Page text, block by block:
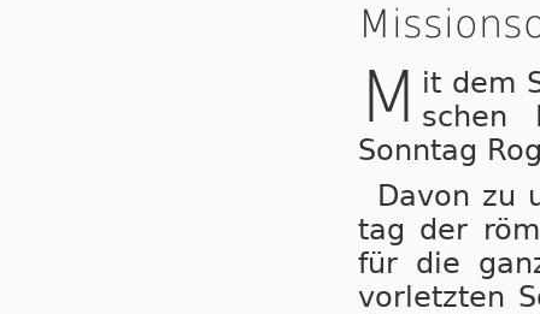
M it dem
schen
Sonn­tag
Davon zu
tag der
für die
vor­letz­ten